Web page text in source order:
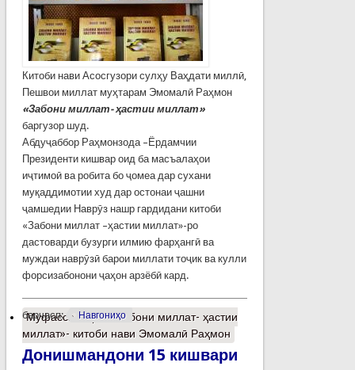
Китоби нави Асосгузори сулҳу Ваҳдати миллӣ,
Пешвои миллат муҳтарам Эмомалӣ Раҳмон
«Забони миллат- ҳастии миллат»
баргузор шуд.
Абдуҷаббор Раҳмонзода –Ёрдамчии
Президенти кишвар оид ба масъалаҳои
иҷтимоӣ ва робита бо ҷомеа дар сухани
муқаддимотии худ дар остонаи ҷашни
ҷамшедии Наврӯз нашр гардидани китоби
«Забони миллат –ҳастии миллат»-ро
дастоварди бузурги илмию фарҳангӣ ва
муждаи наврӯзӣ барои миллати тоҷик ва кулли
форсизабонони ҷаҳон арзёбӣ кард.
барчасп: Навгониҳо
Муфассалтаро «Забони миллат- ҳастии
миллат»- китоби нави Эмомалӣ Раҳмон
Донишмандони 15 кишвари